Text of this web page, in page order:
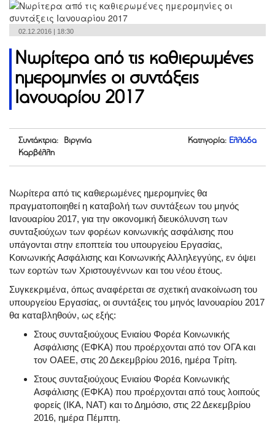
02.12.2016 | 18:30
Νωρίτερα από τις καθιερωμένες
ημερομηνίες οι συντάξεις
Ιανουαρίου 2017
Συντάκτρια: Βιργινία
Καρβέλλη
Κατηγορία: Ελλάδα
Νωρίτερα από τις καθιερωμένες ημερομηνίες θα
πραγματοποιηθεί η καταβολή των συντάξεων του μηνός
Ιανουαρίου 2017, για την οικονομική διευκόλυνση των
συνταξιούχων των φορέων κοινωνικής ασφάλισης που
υπάγονται στην εποπτεία του υπουργείου Εργασίας,
Κοινωνικής Ασφάλισης και Κοινωνικής Αλληλεγγύης, εν όψει
των εορτών των Χριστουγέννων και του νέου έτους.
Συγκεκριμένα, όπως αναφέρεται σε σχετική ανακοίνωση του
υπουργείου Εργασίας, οι συντάξεις του μηνός Ιανουαρίου 2017
θα καταβληθούν, ως εξής:
Στους συνταξιούχους Ενιαίου Φορέα Κοινωνικής
Ασφάλισης (ΕΦΚΑ) που προέρχονται από τον ΟΓΑ και
τον ΟΑΕΕ, στις 20 Δεκεμβρίου 2016, ημέρα Τρίτη.
Στους συνταξιούχους Ενιαίου Φορέα Κοινωνικής
Ασφάλισης (ΕΦΚΑ) που προέρχονται από τους λοιπούς
φορείς (ΙΚΑ, ΝΑΤ) και το Δημόσιο, στις 22 Δεκεμβρίου
2016, ημέρα Πέμπτη.